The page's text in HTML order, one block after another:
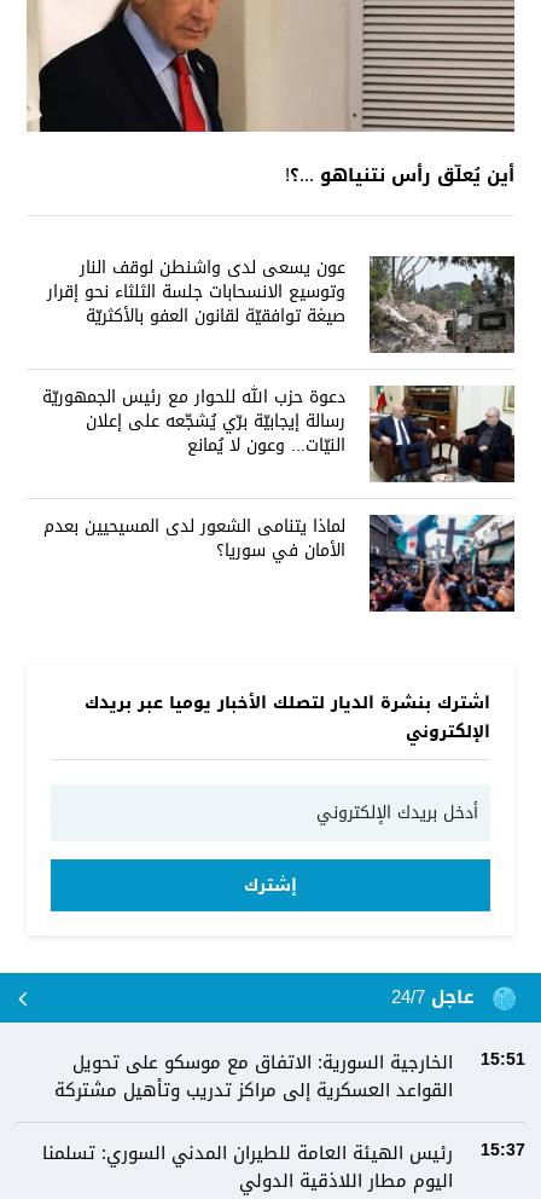
أين يُعلّق رأس نتنياهو ...؟!
عون يسعى لدى واشنطن لوقف النار
وتوسيع الانسحابات جلسة الثلثاء نحو إقرار
صيغة توافقيّة لقانون العفو بالأكثريّة
دعوة حزب الله للحوار مع رئيس الجمهوريّة
رسالة إيجابيّة برّي يُشجّعه على إعلان
النيّات... وعون لا يُمانع
لماذا يتنامى الشعور لدى المسيحيين بعدم
الأمان في سوريا؟
اشترك بنشرة الديار لتصلك الأخبار يوميا عبر بريدك
الإلكتروني
إشترك
عاجل 24/7
15:51
الخارجية السورية: الاتفاق مع موسكو على تحويل
القواعد العسكرية إلى مراكز تدريب وتأهيل مشتركة
15:37
رئيس الهيئة العامة للطيران المدني السوري: تسلمنا
اليوم مطار اللاذقية الدولي